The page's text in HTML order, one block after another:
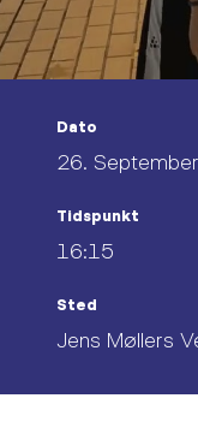
Dato
26.
Tidspunkt
16:15
Sted
Jens Møllers